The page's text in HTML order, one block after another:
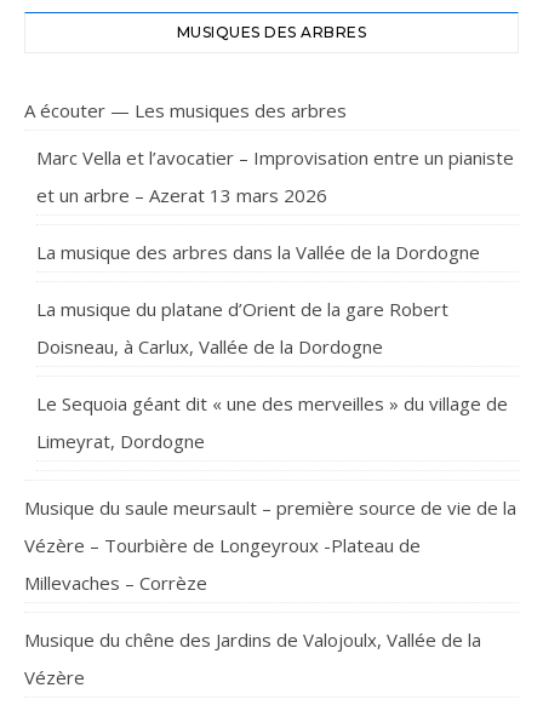
MUSIQUES DES ARBRES
A écouter — Les musiques des arbres
Marc Vella et l’avocatier – Improvisation entre un pianiste
et un arbre – Azerat 13 mars 2026
La musique des arbres dans la Vallée de la Dordogne
La musique du platane d’Orient de la gare Robert
Doisneau, à Carlux, Vallée de la Dordogne
Le Sequoia géant dit « une des merveilles » du village de
Limeyrat, Dordogne
Musique du saule meursault – première source de vie de la
Vézère – Tourbière de Longeyroux -Plateau de
Millevaches – Corrèze
Musique du chêne des Jardins de Valojoulx, Vallée de la
Vézère